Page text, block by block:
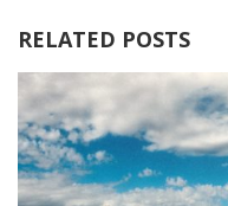
RELATED POSTS